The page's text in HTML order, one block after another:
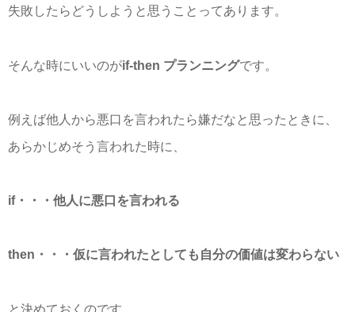
失敗したらどうしようと思うことってあります。
そんな時にいいのがif-then プランニングです。
例えば他人から悪口を言われたら嫌だなと思ったときに、
あらかじめそう言われた時に、
if・・・他人に悪口を言われる
then・・・仮に言われたとしても自分の価値は変わらない
と決めておくのです。